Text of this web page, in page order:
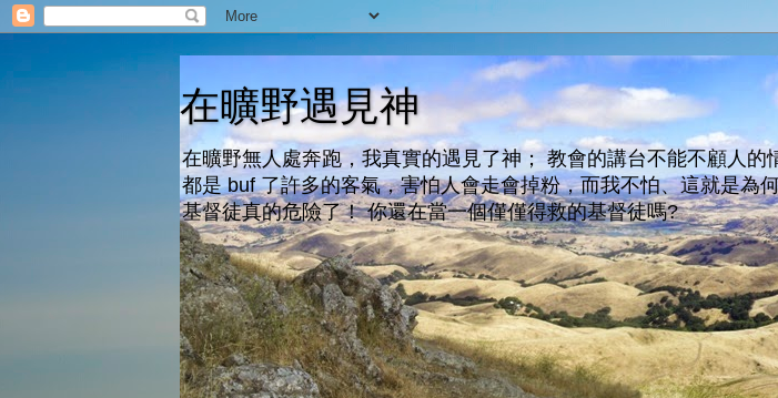
在曠野遇見神
在曠野無人處奔跑，我真實的遇見了神； 教會的講台不能不顧人
都是 buf 了許多的客氣，害怕人會走會掉粉，而我不怕、這就是
基督徒真的危險了！ 你還在當一個僅僅得救的基督徒嗎?